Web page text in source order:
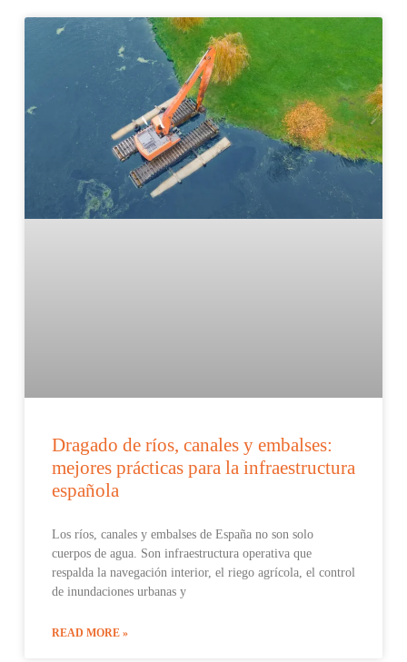
Dragado de ríos, canales y embalses:
mejores prácticas para la infraestructura
española
Los ríos, canales y embalses de España no son solo
cuerpos de agua. Son infraestructura operativa que
respalda la navegación interior, el riego agrícola, el control
de inundaciones urbanas y
READ MORE »